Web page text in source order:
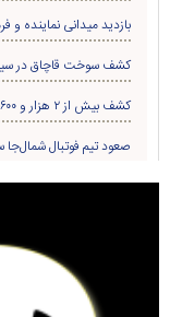
بازدید میدانی نماینده و
کشف سوخت قاچاق در
کشف بیش از ۲ هزار و ۶۰۰ قطعه مرغ زنده بدون مجوز در سیاهکل
صعود تیم فوتبال شمال‌جا‌